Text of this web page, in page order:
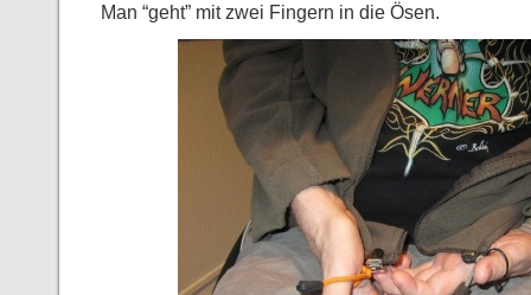
Man “geht” mit zwei Fingern in die Ösen.